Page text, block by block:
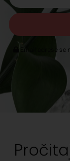
Email adrese